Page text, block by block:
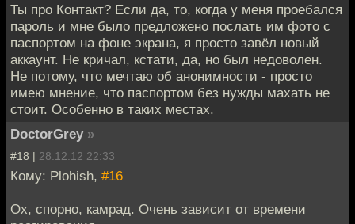
Ты про Контакт? Если да, то, когда у меня проебался
пароль и мне было предложено послать им фото с
паспортом на фоне экрана, я просто завёл новый
аккаунт. Не кричал, кстати, да, но был недоволен.
Не потому, что мечтаю об анонимности - просто
имею мнение, что паспортом без нужды махать не
стоит. Особенно в таких местах.
DoctorGrey »
#18 | 28.12.12 22:33
Кому: Plohish, #16
Ох, спорно, камрад. Очень зависит от времени